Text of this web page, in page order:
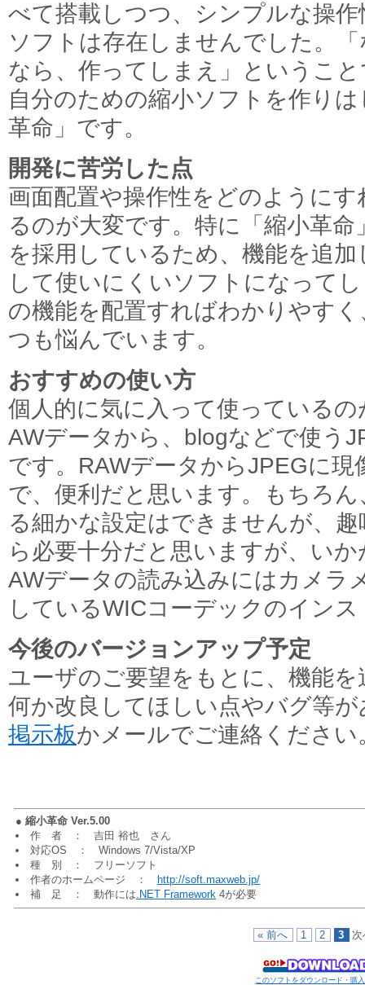
べて搭載しつつ、シンプルな操作
ソフトは存在しませんでした。
なら、作ってしまえ」というこ
自分のための縮小ソフトを作り
革命」です。
開発に苦労した点
画面配置や操作性をどのように
るのが大変です。特に「縮小革
を採用しているため、機能を追
して使いにくいソフトになって
の機能を配置すればわかりやす
つも悩んでいます。
おすすめの使い方
個人的に気に入って使っている
AWデータから、blogなどで使う
です。RAWデータからJPEGに
で、便利だと思います。もちろ
る細かな設定はできませんが、
ら必要十分だと思いますが、い
AWデータの読み込みにはカメラ
しているWICコーデックのイン
今後のバージョンアップ予定
ユーザのご要望をもとに、機能
何か改良してほしい点やバグ等
掲示板かメールでご連絡ください
● 縮小革命 Ver.5.00
作 者 ： 吉田 裕也 さん
対応OS ： Windows 7/Vista/XP
種 別 ： フリーソフト
作者のホームページ ：
http://soft.maxweb.jp/
補 足 ： 動作には.NET Framework 4が必要
« 前へ 1 2 3
このソフトをダウンロード・購